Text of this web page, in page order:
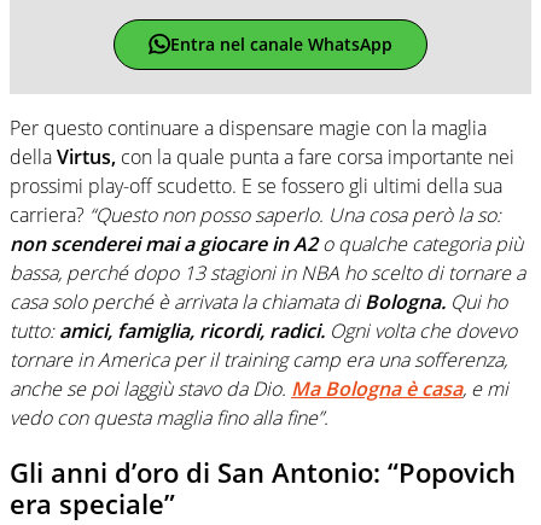
Entra nel canale WhatsApp
Per questo continuare a dispensare magie con la maglia
dellaVirtus, con la quale punta a fare corsa importante nei
prossimi play-off scudetto. E se fossero gli ultimi della sua
carriera? “Questo non posso saperlo. Una cosa però la so:
non scenderei mai a giocare in A2o qualche categoria più
bassa, perché dopo 13 stagioni in NBA ho scelto di tornare a
casa solo perché è arrivata la chiamata diBologna. Qui ho
tutto:amici, famiglia, ricordi, radici. Ogni volta che dovevo
tornare in America per il training camp era una sofferenza,
anche se poi laggiù stavo da Dio. Ma Bologna è casa, e mi
vedo con questa maglia fino alla fine”.
Gli anni d’oro di San Antonio: “Popovich
era speciale”